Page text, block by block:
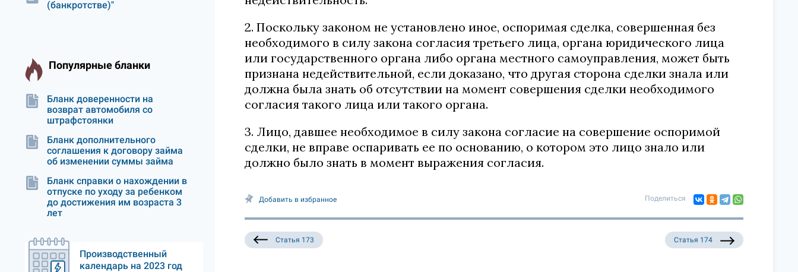
(банкротстве)"
Популярные бланки
Бланк доверенности на
возврат автомобиля со
штрафстоянки
Бланк дополнительного
соглашения к договору займа
об изменении суммы займа
Бланк справки о нахождении в
отпуске по уходу за ребенком
до достижения им возраста 3
лет
Производственный
календарь на 2023 год
2. Поскольку законом не установлено иное, оспоримая сделка, совершенная без
необходимого в силу закона согласия третьего лица, органа юридического лица
или государственного органа либо органа местного самоуправления, может быть
признана недействительной, если доказано, что другая сторона сделки знала или
должна была знать об отсутствии на момент совершения сделки необходимого
согласия такого лица или такого органа.
3. Лицо, давшее необходимое в силу закона согласие на совершение оспоримой
сделки, не вправе оспаривать ее по основанию, о котором это лицо знало или
должно было знать в момент выражения согласия.
Добавить в избранное Поделиться
Статья 173 Статья 174